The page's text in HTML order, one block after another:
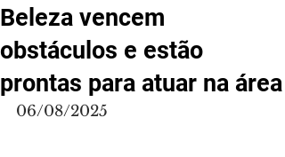
Beleza vencem
obstáculos e estão
prontas para atuar na área
06/08/2025